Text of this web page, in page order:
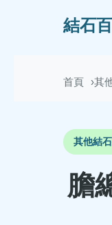
結石
首頁 其
其他結
膽